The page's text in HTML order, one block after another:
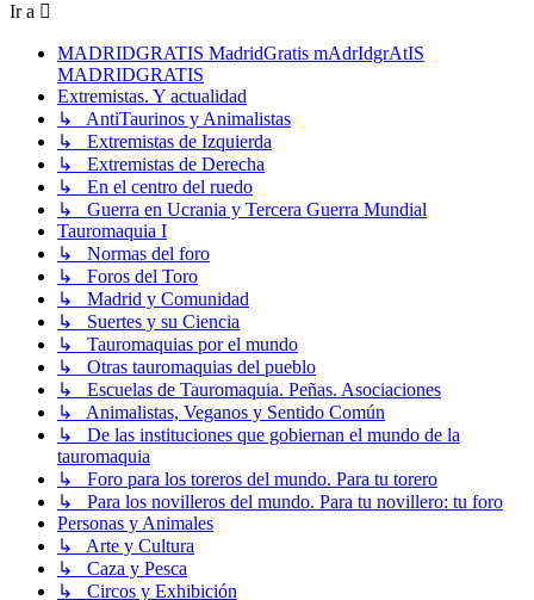
Ir a
MADRIDGRATIS MadridGratis mAdrIdgrAtIS
MADRIDGRATIS
Extremistas. Y actualidad
↳ AntiTaurinos y Animalistas
↳ Extremistas de Izquierda
↳ Extremistas de Derecha
↳ En el centro del ruedo
↳ Guerra en Ucrania y Tercera Guerra Mundial
Tauromaquia I
↳ Normas del foro
↳ Foros del Toro
↳ Madrid y Comunidad
↳ Suertes y su Ciencia
↳ Tauromaquias por el mundo
↳ Otras tauromaquias del pueblo
↳ Escuelas de Tauromaquia. Peñas. Asociaciones
↳ Animalistas, Veganos y Sentido Común
↳ De las instituciones que gobiernan el mundo de la
tauromaquia
↳ Foro para los toreros del mundo. Para tu torero
↳ Para los novilleros del mundo. Para tu novillero: tu foro
Personas y Animales
↳ Arte y Cultura
↳ Caza y Pesca
↳ Circos y Exhibición